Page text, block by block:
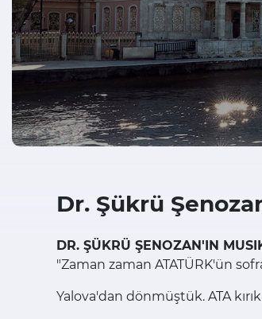
Dr. Şükrü
DR. ŞÜKRÜ ŞENOZAN'IN
"Zaman zaman ATATÜRK'ün
Yalova'dan dönmüştük. ATA